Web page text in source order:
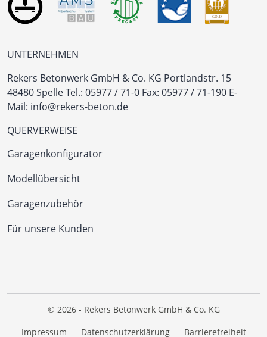
UNTERNEHMEN
Rekers Betonwerk GmbH & Co. KG Portlandstr. 15
48480 SpelleTel.: 05977 / 71-0 Fax: 05977 / 71-190 E-
Mail: info@rekers-beton.de
QUERVERWEISE
Garagenkonfigurator
Modellübersicht
Garagenzubehör
Für unsere Kunden
© 2026 - Rekers Betonwerk GmbH & Co. KG
Impressum
Datenschutzerklärung Barrierefreiheit